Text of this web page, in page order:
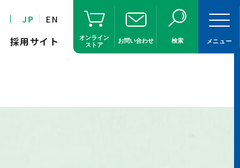
JP EN
採用サイト
オンライン
ストア
お問い合わせ 検索 メニュー